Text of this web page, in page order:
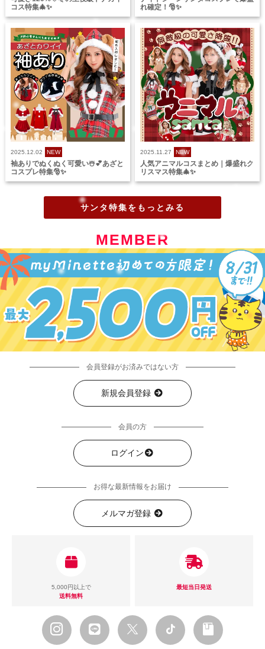
コス特集🎄✨
れ確定！🎅✨
2025.12.02 NEW
袖ありでぬくぬく可愛い☃️💕あざと
コスプレ特集🎅✨
2025.11.27 NEW
人気アニマルコスまとめ｜爆盛れク
リスマス特集🎄✨
サンタ特集をもっとみる
MEMBER
会員登録がお済みではない方
新規会員登録
会員の方
ログイン
お得な最新情報をお届け
メルマガ登録
5,000円以上で
送料無料
最短当日発送